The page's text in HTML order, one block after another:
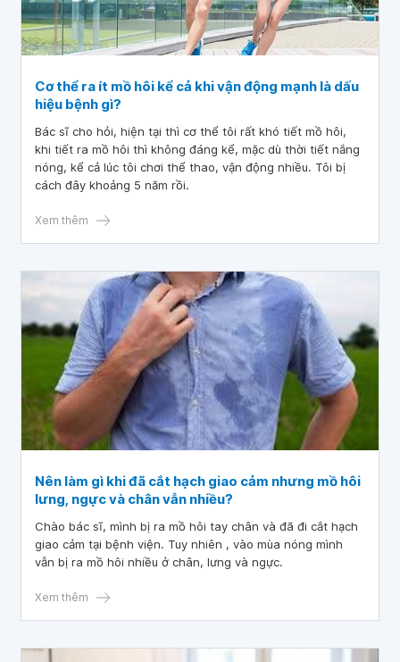
Cơ thể ra ít mồ hôi kể cả khi vận động mạnh là dấu
hiệu bệnh gì?
Bác sĩ cho hỏi, hiện tại thì cơ thể tôi rất khó tiết mồ hôi,
khi tiết ra mồ hôi thì không đáng kể, mặc dù thời tiết nắng
nóng, kể cả lúc tôi chơi thể thao, vận động nhiều. Tôi bị
cách đây khoảng 5 năm rồi.
Xem thêm
Nên làm gì khi đã cắt hạch giao cảm nhưng mồ hôi
lưng, ngực và chân vẫn nhiều?
Chào bác sĩ, mình bị ra mồ hôi tay chân và đã đi cắt hạch
giao cảm tại bệnh viện. Tuy nhiên , vào mùa nóng mình
vẫn bị ra mồ hôi nhiều ở chân, lưng và ngực.
Xem thêm